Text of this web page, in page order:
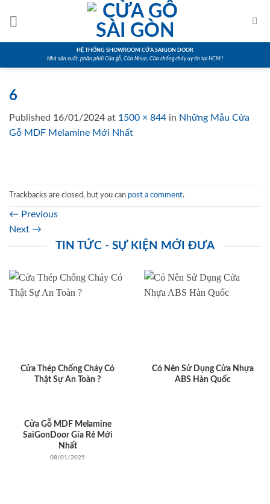
HỆ THỐNG SHOWROOM CỬA SAIGON DOOR
Nhà sản xuất, phân phối Cửa gỗ, Cửa Nhựa, Cửa chống cháy uy tín tại HCM !
6
Published 16/01/2024 at 1500 × 844 in Những Mẫu Cửa
Gỗ MDF Melamine Mới Nhất
Trackbacks are closed, but you can post a comment.
← Previous
Next →
TIN TỨC - SỰ KIỆN MỚI ĐƯA
Cửa Thép Chống Cháy Có
Thật Sự An Toàn ?
Có Nên Sử Dụng Cửa Nhựa
ABS Hàn Quốc
Cửa Gỗ MDF Melamine
SaiGonDoor Gía Rẻ Mới
Nhất
08/01/2025